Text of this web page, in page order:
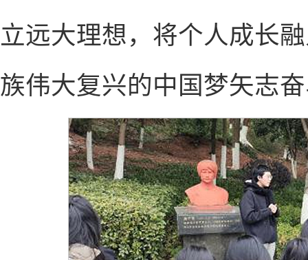
立远大理想，将个人成长
族伟大复兴的中国梦矢志